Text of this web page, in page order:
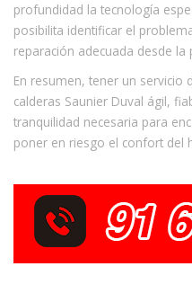
profundidad la tecnología
posibilita identificar el
reparación adecuada desde la
En resumen, tener un servicio
calderas Saunier Duval ágil,
tranquilidad necesaria para
poner en riesgo el confort del